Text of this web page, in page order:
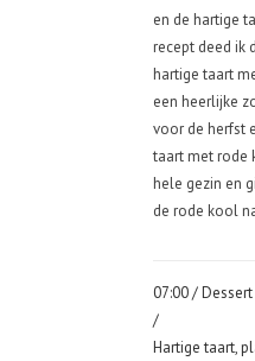
en de hartige
recept deed ik
hartige taart
een heerlijke
voor de herfst
taart met rode
hele gezin en
de rode kool
07:00 /
/
Hartige taart,